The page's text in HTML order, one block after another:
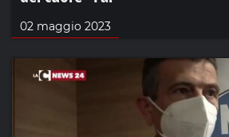
02 maggio 2023